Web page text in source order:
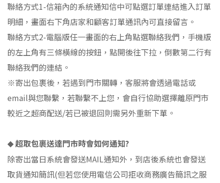
聯絡方式1-信箱內的系統通知信中可點選訂單連結進入訂單
明細，畫面右下角店家和顧客訂單通訊內可直接留言。
聯絡方式2-電腦版任一畫面的右上角點選聯絡我們，手機版
的左上角有三條橫線的按鈕，點開後往下拉，倒數第二行有
聯絡我們的連結。
※寄出包裹後，若遇到門市關轉，客服將會透過電話或
email與您聯繫，若聯繫不上您，會自行協助選擇離原門市
較近之超商配送/若已被退回則需另外重新下單。
◆超取包裹送達門市時會如何通知?
除寄出當日系統會發送MAIL通知外，到店後系統也會發送
取貨通知簡訊(但若您使用電信公司拒收商務廣告簡訊之服